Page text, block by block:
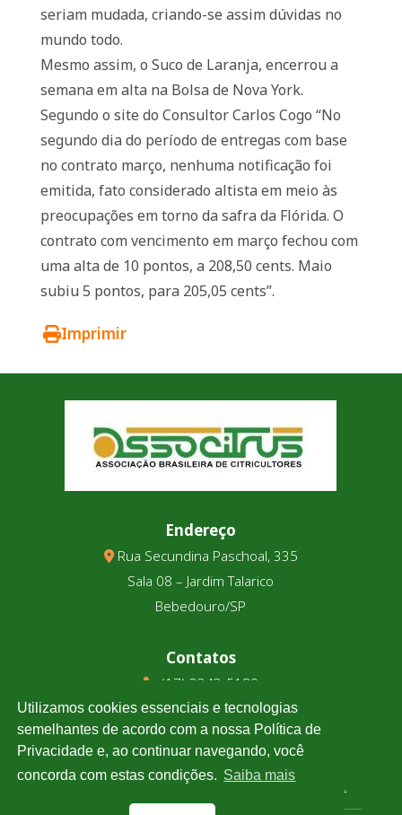
seriam mudada, criando-se assim dúvidas no
mundo todo.
Mesmo assim, o Suco de Laranja, encerrou a
semana em alta na Bolsa de Nova York.
Segundo o site do Consultor Carlos Cogo “No
segundo dia do período de entregas com base
no contrato março, nenhuma notificação foi
emitida, fato considerado altista em meio às
preocupações em torno da safra da Flórida. O
contrato com vencimento em março fechou com
uma alta de 10 pontos, a 208,50 cents. Maio
subiu 5 pontos, para 205,05 cents”.
Imprimir
Endereço
Rua Secundina Paschoal, 335
Sala 08 – Jardim Talarico
Bebedouro/SP
Contatos
(17) 3343-5180
(17) 99123-9831
Cotação
Clique e confira a cotação de todas as moedas.
Utilizamos cookies essenciais e tecnologias
semelhantes de acordo com a nossa Política de
Privacidade e, ao continuar navegando, você
concorda com estas condições. Saiba mais